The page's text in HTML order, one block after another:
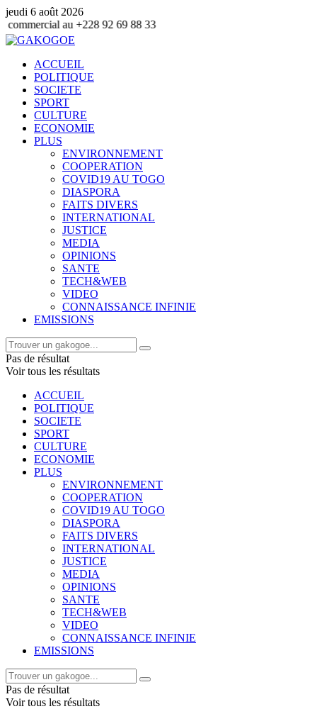
jeudi 6 août 2026
+228 92 69 88 33
ACCUEIL
POLITIQUE
SOCIETE
SPORT
CULTURE
ECONOMIE
PLUS
ENVIRONNEMENT
COOPERATION
COVID19 AU TOGO
DIASPORA
FAITS DIVERS
INTERNATIONAL
JUSTICE
MEDIA
OPINIONS
SANTE
TECH&WEB
VIDEO
CONNAISSANCE INFINIE
EMISSIONS
Pas de résultat
Voir tous les résultats
ACCUEIL
POLITIQUE
SOCIETE
SPORT
CULTURE
ECONOMIE
PLUS
ENVIRONNEMENT
COOPERATION
COVID19 AU TOGO
DIASPORA
FAITS DIVERS
INTERNATIONAL
JUSTICE
MEDIA
OPINIONS
SANTE
TECH&WEB
VIDEO
CONNAISSANCE INFINIE
EMISSIONS
Pas de résultat
Voir tous les résultats